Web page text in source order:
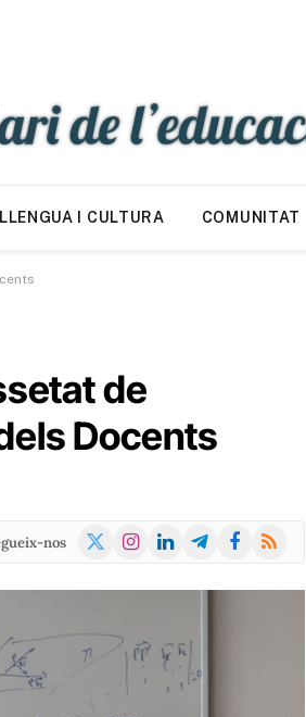
LLENGUA I CULTURA COMUNITAT
de
Docents
nos
X
Instagram
LinkedInTelegramFacebook
RSS